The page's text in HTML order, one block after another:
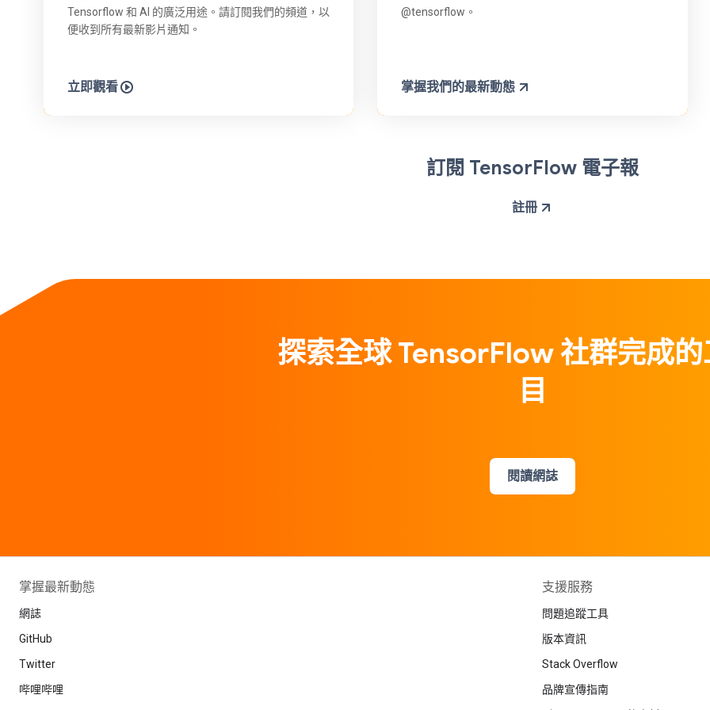
Tensorflow 和 AI 的廣泛用途。請訂閱我們的頻道，以
便收到所有最新影片通知。
立即觀看
@tensorflow。
掌握我們的最新動態
訂閱 TensorFlow 電子報
註冊
探索全球 TensorFlow 社群完成
目
閱讀網誌
掌握最新動態
網誌
GitHub
Twitter
哔哩哔哩
支援服務
問題追蹤工具
版本資訊
Stack Overflow
品牌宣傳指南